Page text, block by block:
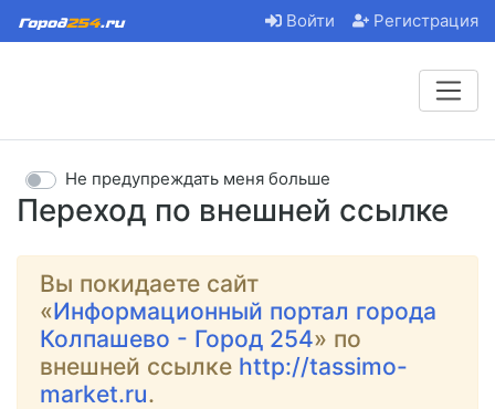
Войти Регистрация
Переход по внешней ссылке
Не предупреждать меня больше
Вы покидаете сайт
«Информационный портал города
Колпашево - Город 254» по
внешней ссылке http://tassimo-
market.ru.